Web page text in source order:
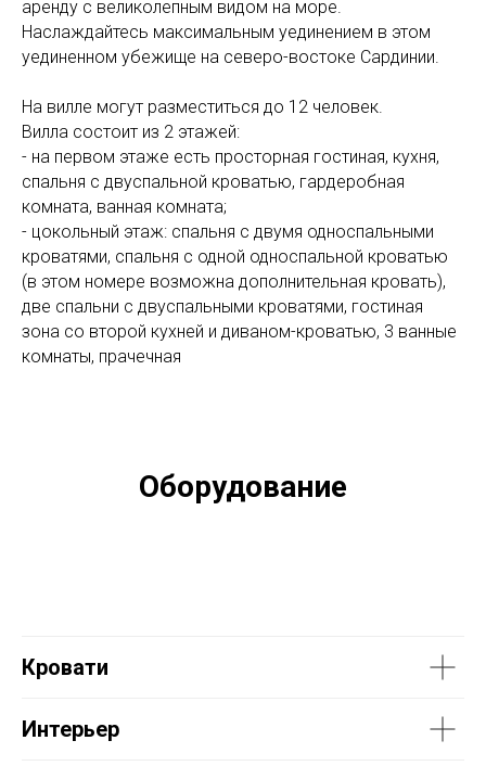
аренду с великолепным видом на море.
Наслаждайтесь максимальным уединением в этом
уединенном убежище на северо-востоке Сардинии.
На вилле могут разместиться до 12 человек.
Вилла состоит из 2 этажей:
- на первом этаже есть просторная гостиная, кухня,
спальня с двуспальной кроватью, гардеробная
комната, ванная комната;
- цокольный этаж: спальня с двумя односпальными
кроватями, спальня с одной односпальной кроватью
(в этом номере возможна дополнительная кровать),
две спальни с двуспальными кроватями, гостиная
зона со второй кухней и диваном-кроватью, 3 ванные
комнаты, прачечная
Оборудование
Кровати
Интерьер